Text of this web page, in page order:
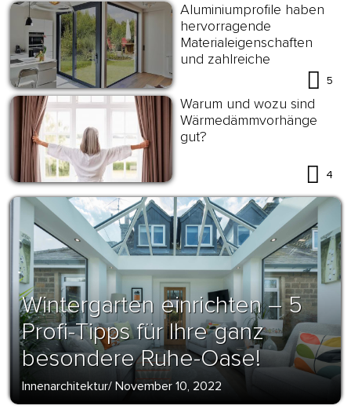
Aluminiumprofile haben
hervorragende
Materialeigenschaften
und zahlreiche
Anwendungsmöglichkeiten
5
Warum und wozu sind
Wärmedämmvorhänge
gut?
4
Wintergarten einrichten – 5
Profi-Tipps für Ihre ganz
besondere Ruhe-Oase!
Innenarchitektur/ November 10, 2022